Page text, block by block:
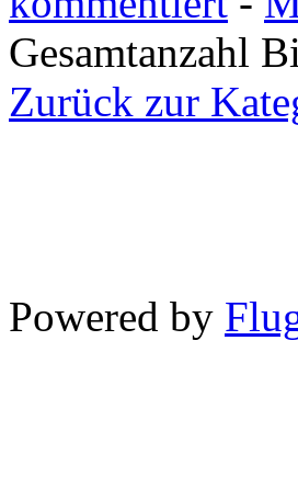
Gesamtanzahl
Zurück zur
Powered by